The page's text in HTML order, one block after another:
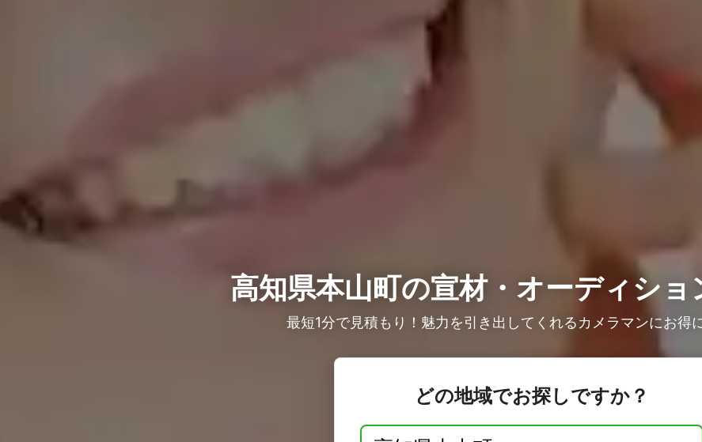
高知県本山町の宣材・オーディショ
最短1分で見積もり！魅力を引き出してくれるカメラマンにお得
どの地域でお探しですか？